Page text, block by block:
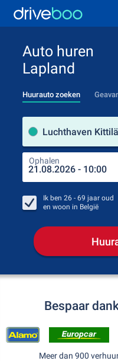
Auto huren
Lapland
Huurauto zoeken
Luchthaven
Ophalen
Ik ben 26 - 69 jaar oud
en woon in België
Bespaar
Meer dan 900